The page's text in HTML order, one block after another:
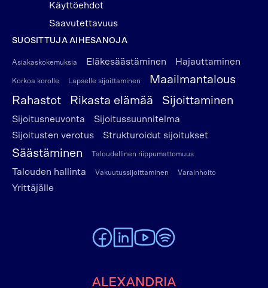
Käyttöehdot
Saavutettavuus
SUOSITTUJA AIHESANOJA
Asiakaskokemuksia Eläkesäästäminen Hajauttaminen
Korkoa korolle Lapselle sijoittaminen
Maailmantalous
Rahastot
Rikasta elämää Sijoittaminen
Sijoitusneuvonta
Sijoitussuunnitelma
Sijoitusten verotus
Strukturoidut sijoitukset
Säästäminen Taloudellinen riippumattomuus
Talouden hallinta Vakuutussijoittaminen Varainhoito
Yrittäjälle
To Alexandria Facebook page
To Alexandria LinkedIn page
To Alexandria Youtube page
To Alexandria Spotify